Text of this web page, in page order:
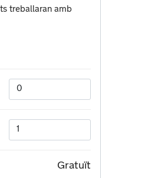
treballaran amb
Gratuït